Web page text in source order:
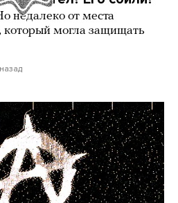
недалеко от места
который могла защищать